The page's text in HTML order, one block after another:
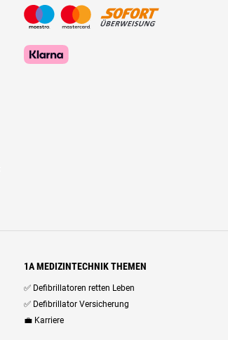
1A MEDIZINTECHNIK THEMEN
✅ Defibrillatoren retten Leben
✅ Defibrillator Versicherung
💼 Karriere